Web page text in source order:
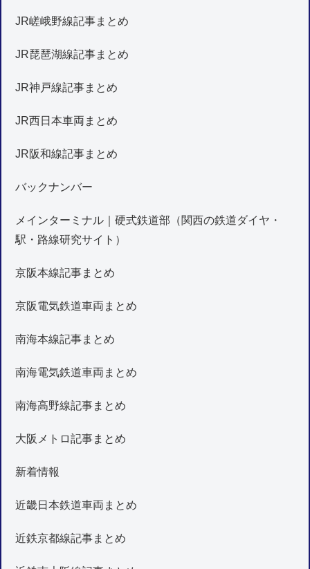
JR嵯峨野線記事まとめ
JR琵琶湖線記事まとめ
JR神戸線記事まとめ
JR西日本車両まとめ
JR阪和線記事まとめ
バックナンバー
メインターミナル｜硬式鉄道部（関西の鉄道ダイヤ・
駅・路線研究サイト）
京阪本線記事まとめ
京阪電気鉄道車両まとめ
南海本線記事まとめ
南海電気鉄道車両まとめ
南海高野線記事まとめ
大阪メトロ記事まとめ
新着情報
近畿日本鉄道車両まとめ
近鉄京都線記事まとめ